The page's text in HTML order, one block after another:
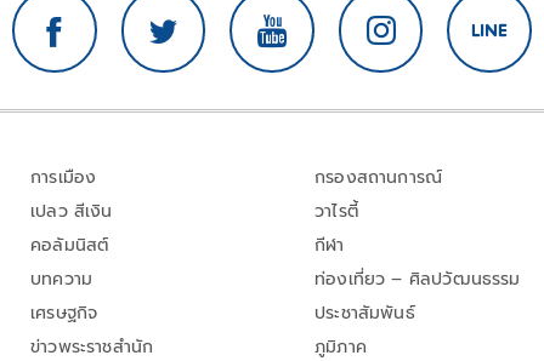
การเมือง
เปลว สีเงิน
คอลัมนิสต์
บทความ
เศรษฐกิจ
ข่าวพระราชสำนัก
กรองสถานการณ์
วาไรตี้
กีฬา
ท่องเที่ยว – ศิลปวัฒนธรรม
ประชาสัมพันธ์
ภูมิภาค